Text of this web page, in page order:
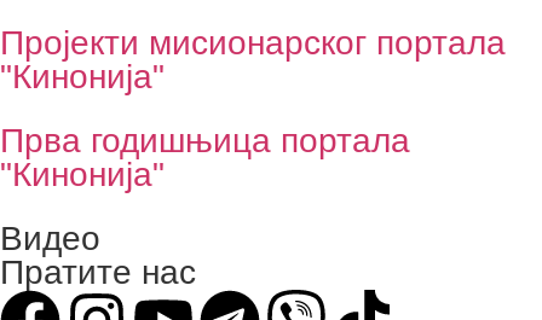
Пројекти мисионарског портала
"Кинонија"
Прва годишњица портала
"Кинонија"
Видео
Пратите нас